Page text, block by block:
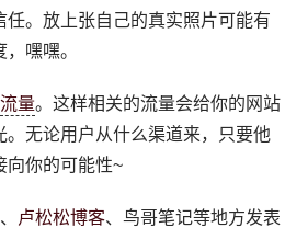
任。放上张自己的真实照片可能有
嘿嘿。
流量。这样相关的流量会给你的网站
。无论用户从什么渠道来，只要他
向你的可能性~
卢松松博客、鸟哥笔记等地方发表